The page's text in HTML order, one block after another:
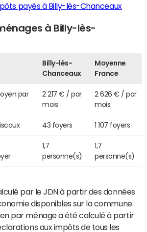
payés à Billy-lès-Chanceaux
à Billy-lès-
Billy-lès-
Chanceaux
Moyenne
France
par
2 217 € / par
mois
2 626 € / par
mois
43 foyers 1 107 foyers
1,7
personne(s)
1,7
personne(s)
par le JDN à partir des données
disponibles sur la commune.
par ménage a été calculé à partir
aux impôts de tous les